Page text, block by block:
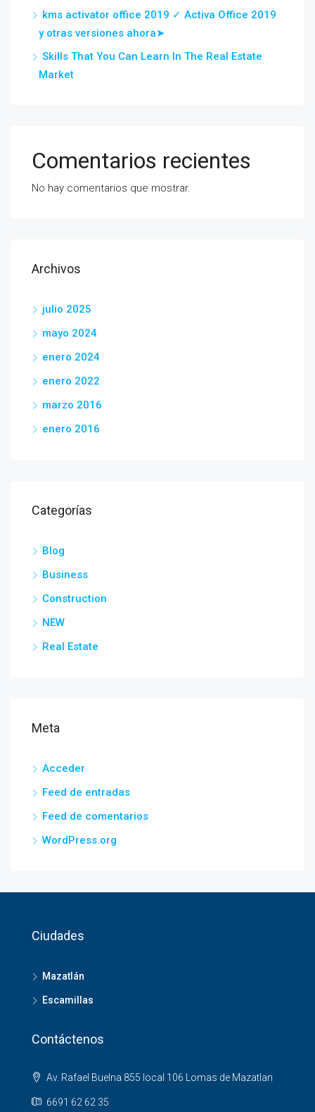
kms activator office 2019 ✓ Activa Office 2019
y otras versiones ahora➤
Skills That You Can Learn In The Real Estate
Market
Comentarios recientes
No hay comentarios que mostrar.
Archivos
julio 2025
mayo 2024
enero 2024
enero 2022
marzo 2016
enero 2016
Categorías
Blog
Business
Construction
NEW
Real Estate
Meta
Acceder
Feed de entradas
Feed de comentarios
WordPress.org
Ciudades
Mazatlán
Escamillas
Contáctenos
Av. Rafael Buelna 855 local 106 Lomas de Mazatlan
6691 62 62 35